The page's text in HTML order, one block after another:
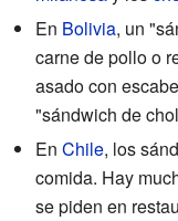
En Bolivia, un
carne de pollo o
asado con
"sándwich de
En Chile, los
comida. Hay
se piden en